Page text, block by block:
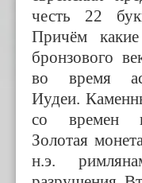
честь 22
Причём
бронзового
во время
Иудеи.
со времен
Золотая
н.э.